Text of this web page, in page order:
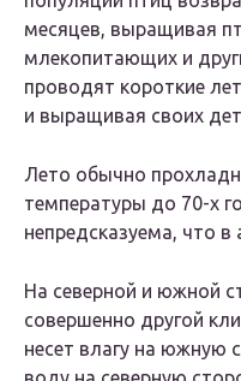
месяцев, выращивая
млекопитающих и
проводят короткие
и выращивая своих
Лето обычно
температуры до 70-х
непредсказуема, что в
На северной и южной
совершенно другой
несет влагу на южную